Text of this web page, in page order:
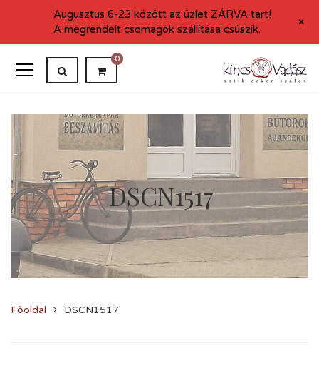
0
DSCN1517
Főoldal DSCN1517
Augusztus 6-23 között az üzlet ZÁRVA tart!
A megrendelt csomagok szállítása csúszik.
+